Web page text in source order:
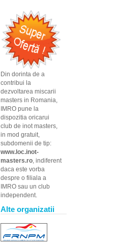
Din dorinta de a
contribui la
dezvoltarea miscarii
masters in Romania,
IMRO pune la
dispozitia oricarui
club de inot masters,
in mod gratuit,
subdomenii de tip:
www.loc.inot-
masters.ro , indiferent
daca este vorba
despre o filiala a
IMRO sau un club
independent.
Alte organizatii